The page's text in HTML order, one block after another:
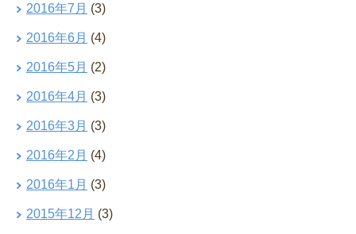
2016年7月 (3)
2016年6月 (4)
2016年5月 (2)
2016年4月 (3)
2016年3月 (3)
2016年2月 (4)
2016年1月 (3)
2015年12月 (3)